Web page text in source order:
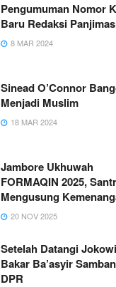
Pengumuman Nomor
Baru Redaksi
8 MAR 2024
Sinead O’Connor
Menjadi Muslim
18 MAR 2024
Jambore Ukhuwah
FORMAQIN 2025,
Mengusung
20 NOV 2025
Setelah Datangi
Bakar Ba’asyir
DPR